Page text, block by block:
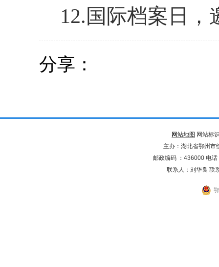
12.国际档案日，
分享：
网站地图 网站标
主办：湖北省鄂州
邮政编码 ：436000 电
联系人：刘华良 联